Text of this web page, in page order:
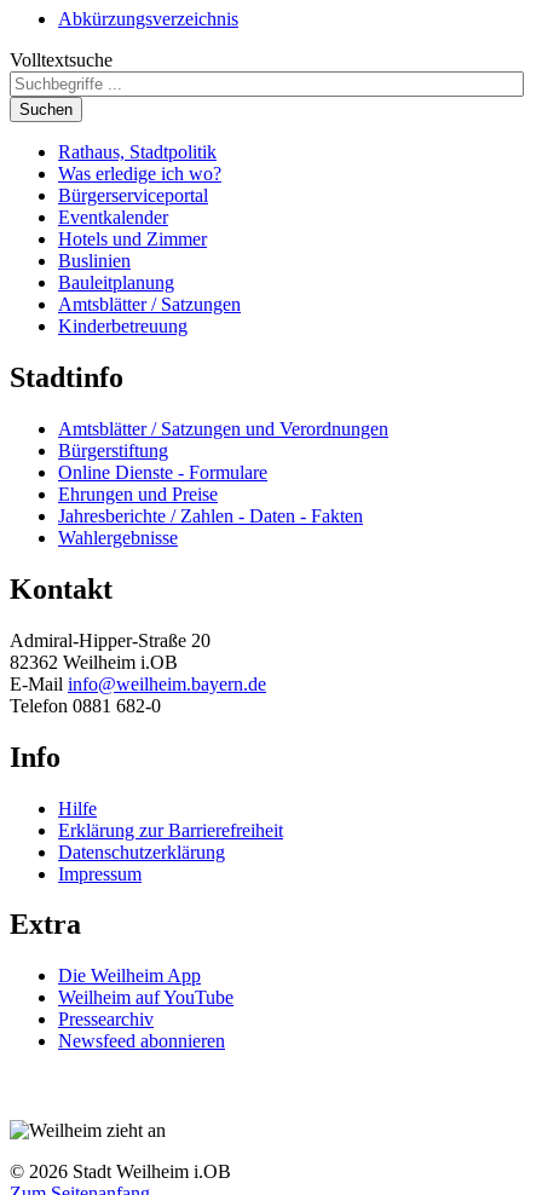
Abkürzungsverzeichnis
Volltextsuche
Suchen
Rathaus, Stadtpolitik
Was erledige ich wo?
Bürgerserviceportal
Eventkalender
Hotels und Zimmer
Buslinien
Bauleitplanung
Amtsblätter / Satzungen
Kinderbetreuung
Stadtinfo
Amtsblätter / Satzungen und Verordnungen
Bürgerstiftung
Online Dienste - Formulare
Ehrungen und Preise
Jahresberichte / Zahlen - Daten - Fakten
Wahlergebnisse
Kontakt
Admiral-Hipper-Straße 20
82362 Weilheim i.OB
E-Mail info@weilheim.bayern.de
Telefon 0881 682-0
Info
Hilfe
Erklärung zur Barrierefreiheit
Datenschutzerklärung
Impressum
Extra
Die Weilheim App
Weilheim auf YouTube
Pressearchiv
Newsfeed abonnieren
© 2026 Stadt Weilheim i.OB